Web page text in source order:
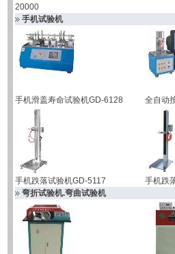
20000
手机试验机
手机滑盖寿命试验机GD-6128 全自动
手机跌落试验机GD-5117
手机跌
弯折试验机.弯曲试验机